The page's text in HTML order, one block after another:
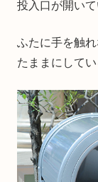
投入口が開いて
ふたに手を触
たままにしてい